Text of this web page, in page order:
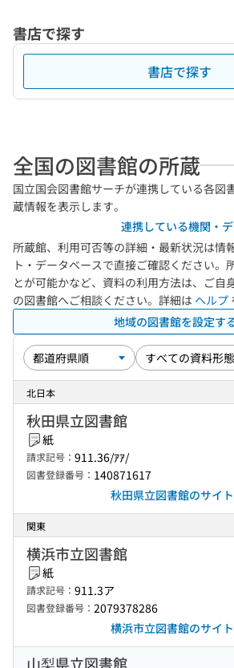
書店で探す
書店で探す
全国の図書館の所蔵
国立国会図書館サーチが連携している各図
蔵情報を表示します。
連携している機関・
所蔵館、利用可否等の詳細・最新状況は情
ト・データベースで直接ご確認ください。
とが可能かなど、資料の利用方法は、ご自
の図書館へご相談ください。詳細は ヘルプ
地域の図書館を設定す
北日本
秋田県立図書館
紙
請求記号： 911.36/ｱｱ/
図書登録番号： 140871617
秋田県立図書館のサイ
関東
横浜市立図書館
紙
請求記号： 911.3ア
図書登録番号： 2079378286
横浜市立図書館のサイ
山梨県立図書館